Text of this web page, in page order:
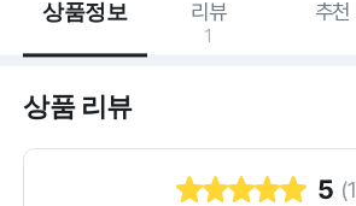
상품정보 리뷰
1
추천
상품 리뷰
5 (1